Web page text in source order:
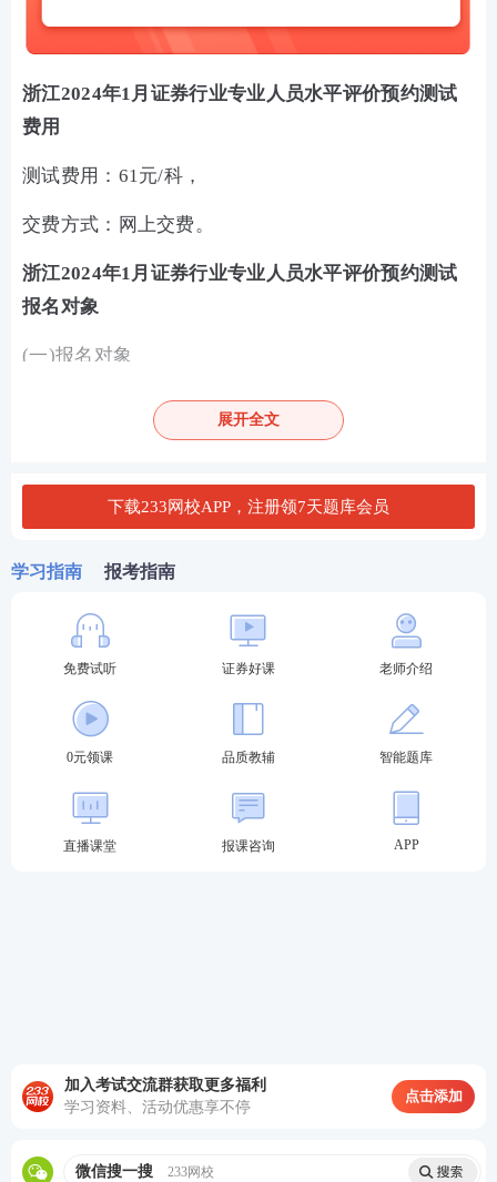
浙江2024年1月证券行业专业人员水平评价预约测试
费用
测试费用：61元/科，
交费方式：网上交费。
浙江2024年1月证券行业专业人员水平评价预约测试
报名对象
(一)报名对象
证券公司高级管理人员水平评价测试面向拟任证券公
司、证券公司另类子公司、证券投资咨询公司、证券
证券公司合规管理人员水平评价测试面向拟任证券公
级公司高级管理人员。按照2021年2月发布的《证券
市场资信评级业务管理办法》,资信评级机构高级管理
人员具备条件由应当通过调整为鼓励通过证券评级业
务高级管理人员资质测试。
测试面向拟任证券公司、证券公司另类子公司的高级
管理人员。
2024年1月证券行业专业人员水平评价预约测试地点
展开全文
下载233网校APP，注册领7天题库会员
学习指南 报考指南
免费试听 证券好课 老师介绍
0元领课 品质教辅 智能题库
直播课堂 报课咨询 APP
加入考试交流群获取更多福利
学习资料、活动优惠享不停
点击添加
微信搜一搜 233网校